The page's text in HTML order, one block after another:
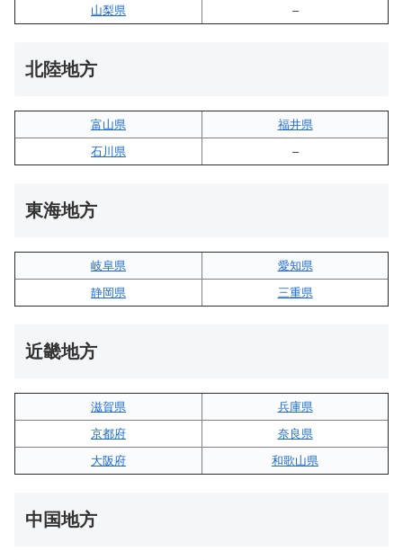
山梨県
–
北陸地方
富山県
福井県
石川県
–
東海地方
岐阜県
愛知県
静岡県
三重県
近畿地方
滋賀県
兵庫県
京都府
奈良県
大阪府
和歌山県
中国地方